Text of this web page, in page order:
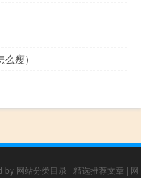
瘦）
by 网站分类目录 | 精选推荐文章 | 网